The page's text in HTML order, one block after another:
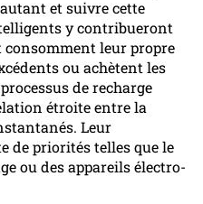
et suivre cette
y contribueront
leur propre
ou achètent les
de recharge
étroite entre la
Leur
de priorités telles que le
ou des appareils électro-